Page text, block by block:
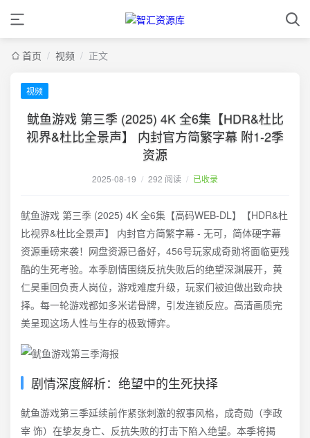
首页 / 视频 / 正文
视频
鱿鱼游戏 第三季 (2025) 4K 全6集【HDR&杜比
视界&杜比全景声】 内封官方简繁字幕 附1-2季
资源
2025-08-19 / 292 阅读 / 已收录
鱿鱼游戏 第三季 (2025) 4K 全6集【高码WEB-DL】【HDR&杜
比视界&杜比全景声】 内封官方简繁字幕 - 无可，简体硬字幕
资源重磅来袭！网盘资源已备好，456号玩家成奇勋将面临更残
酷的生死考验。本季剧情围绕反抗失败后的绝望深渊展开，黄
仁昊重回负责人岗位，游戏难度升级，玩家们被迫做出致命抉
择。每一轮游戏都如多米诺骨牌，引发连锁反应。高清画质完
美呈现这场人性与生存的极致博弈。
剧情深度解析：绝望中的生死抉择
鱿鱼游戏第三季延续前作紧张刺激的叙事风格，成奇勋（李政
宰 饰）在挚友身亡、反抗失败的打击下陷入绝望。本季将揭